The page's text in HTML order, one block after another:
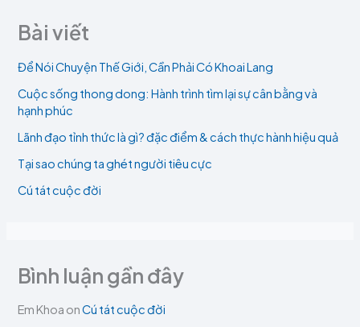
Bài viết
Để Nói Chuyện Thế Giới, Cần Phải Có Khoai Lang
Cuộc sống thong dong: Hành trình tìm lại sự cân bằng và
hạnh phúc
Lãnh đạo tỉnh thức là gì? đặc điểm & cách thực hành hiệu quả
Tại sao chúng ta ghét người tiêu cực
Cú tát cuộc đời
Bình luận gần đây
Em Khoa onCú tát cuộc đời